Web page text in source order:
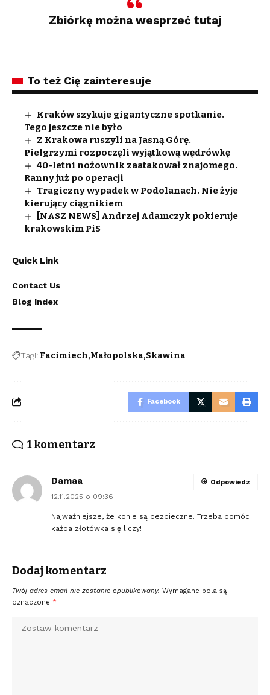
Zbiórkę można wesprzeć tutaj
To też Cię zainteresuje
Kraków szykuje gigantyczne spotkanie.
Tego jeszcze nie było
Z Krakowa ruszyli na Jasną Górę.
Pielgrzymi rozpoczęli wyjątkową wędrówkę
40-letni nożownik zaatakował znajomego.
Ranny już po operacji
Tragiczny wypadek w Podolanach. Nie żyje
kierujący ciągnikiem
[NASZ NEWS] Andrzej Adamczyk pokieruje
krakowskim PiS
Quick Link
Contact Us
Blog Index
Tagi: Facimiech Małopolska Skawina
Facebook
1 komentarz
Damaa
12.11.2025 o 09:36
Najważniejsze, że konie są bezpieczne. Trzeba pomóc
każda złotówka się liczy!
Odpowiedz
Dodaj komentarz
Twój adres email nie zostanie opublikowany. Wymagane pola są
oznaczone *